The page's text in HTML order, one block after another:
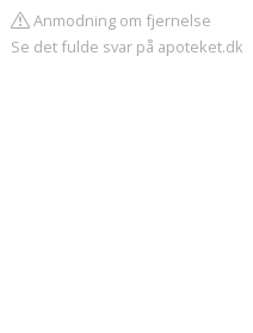
Anmodning om fjernelse
Se det fulde svar på apoteket.dk